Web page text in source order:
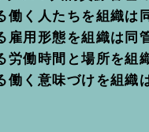
人たちを組織は同
形態を組織は同管
時間と場所を組織
意味づけを組織は